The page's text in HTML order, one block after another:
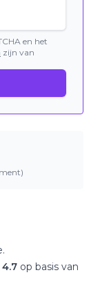
.
4.7 op basis van
en het
zijn van